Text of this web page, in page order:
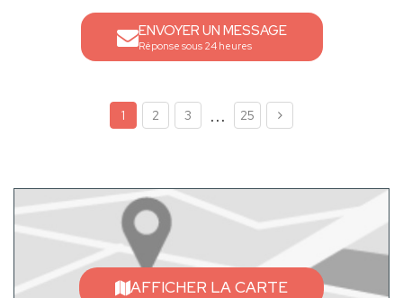
ENVOYER UN MESSAGE
Réponse sous 24 heures
1 2 3 ... 25
AFFICHER LA CARTE